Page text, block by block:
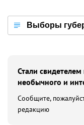
Выборы
Стали
необычного и
Сообщите,
редакцию